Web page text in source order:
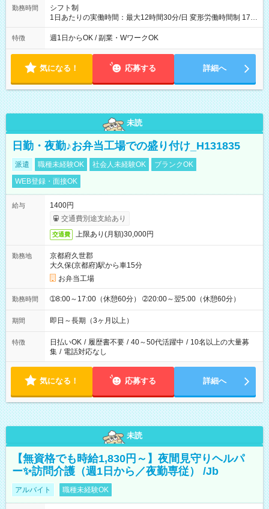
勤務時間
シフト制
1日あたりの実働時間：最大12時間30分/日 変形労働時間制 17：
00～翌9：00（休憩時間3.5時間) 一日の実働時間：12.5時間 想
定労働時間：37.5時間/週 ＊曜日相談：可 ＊労働日数相談：可
特徴 週1日からOK / 副業・WワークOK
気になる！ 応募する 詳細へ
未読
日勤・夜勤♪お弁当工場での盛り付け_H131835
派遣 職種未経験OK 社会人未経験OK
ブランクOK
WEB登録・面接OK
給与
1400円
交通費別途支給あり
交通費 上限あり(月額)30,000円
勤務地
京都府久世郡
大久保(京都府)駅から車15分
お弁当工場
勤務時間 ➀8:00～17:00（休憩60分） ➁20:00～翌5:00（休憩60分）
期間 即日～長期（3ヶ月以上）
特徴 日払いOK / 履歴書不要 / 40～50代活躍中 / 10名以上の大量募
集 / 電話対応なし
気になる！ 応募する 詳細へ
未読
【無資格でも時給1,830円～】夜間見守りヘルパ
ー✨訪問介護（週1日から／夜勤専従） /Jb
アルバイト 職種未経験OK